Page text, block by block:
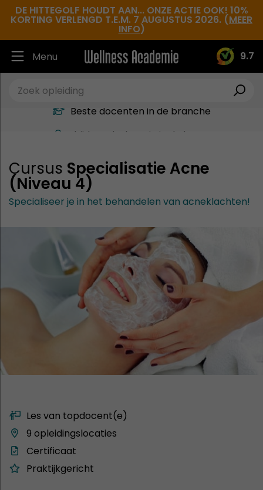
DE HITTEGOLF HOUDT AAN... ONZE ACTIE OOK! 10%
KORTING VERLENGD T.E.M. 7 AUGUSTUS 2026. (MEER
INFO)
9.7
Menu
Cursus Specialisatie Acne
(Niveau 4)
Specialiseer je in het behandelen van acneklachten!
Les van topdocent(e)
9 opleidingslocaties
Certificaat
Praktijkgericht